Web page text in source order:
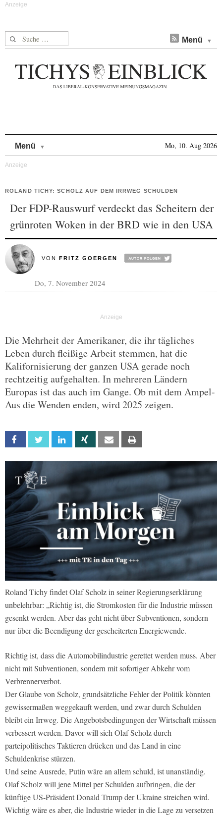
Suche nach: Menü
Menü Mo, 10. Aug 2026
ROLAND TICHY: SCHOLZ AUF DEM IRRWEG SCHULDEN
Der FDP-Rauswurf verdeckt das Scheitern der
grünroten Woken in der BRD wie in den USA
VON FRITZ GOERGEN
Do, 7. November 2024
Die Mehrheit der Amerikaner, die ihr tägliches
Leben durch fleißige Arbeit stemmen, hat die
Kalifornisierung der ganzen USA gerade noch
rechtzeitig aufgehalten. In mehreren Ländern
Europas ist das auch im Gange. Ob mit dem Ampel-
Aus die Wenden enden, wird 2025 zeigen.
Facebook Twitter Linkedin Xing Email
Roland Tichy findet Olaf Scholz in seiner Regierungserklärung
unbelehrbar: „Richtig ist, die Stromkosten für die Industrie müssen
gesenkt werden. Aber das geht nicht über Subventionen, sondern
nur über die Beendigung der gescheiterten Energiewende.
Richtig ist, dass die Automobilindustrie gerettet werden muss. Aber
nicht mit Subventionen, sondern mit sofortiger Abkehr vom
Verbrennerverbot.
Der Glaube von Scholz, grundsätzliche Fehler der Politik könnten
gewissermaßen weggekauft werden, und zwar durch Schulden
bleibt ein Irrweg. Die Angebotsbedingungen der Wirtschaft müssen
verbessert werden. Davor will sich Olaf Scholz durch
parteipolitisches Taktieren drücken und das Land in eine
Schuldenkrise stürzen.
Und seine Ausrede, Putin wäre an allem schuld, ist unanständig.
Olaf Scholz will jene Mittel per Schulden aufbringen, die der
künftige US-Präsident Donald Trump der Ukraine streichen wird.
Wichtig wäre es aber, die Industrie wieder in die Lage zu versetzen